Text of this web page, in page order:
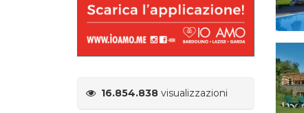
16.854.838 visualizzazioni